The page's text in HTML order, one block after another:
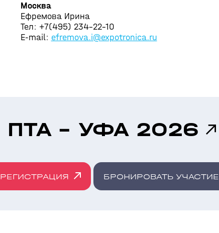
Москва
Ефремова Ирина
Тел: +7(495) 234-22-10
E-mail: efremova.i@expotronica.ru
ПТА - УФА 2026
РЕГИСТРАЦИЯ БРОНИРОВАТЬ УЧАСТИЕ